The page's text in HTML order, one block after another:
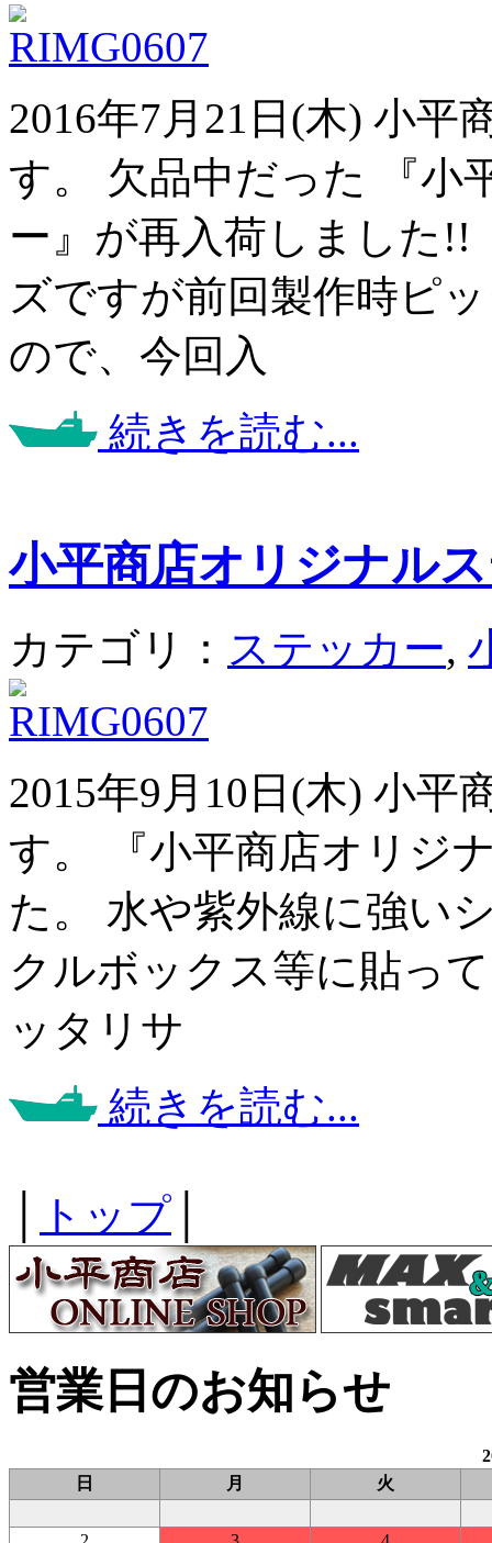
2016年7月21日(木) 小平
す。 欠品中だった 『小
ー』が再入荷しました
ズですが前回製作時ピ
ので、今回入
続きを読む...
小平商店オリジナル
カテゴリ： ステッカー,
2015年9月10日(木) 小平
す。 『小平商店オリジ
た。 水や紫外線に強い
クルボックス等に貼っ
ッタリサ
続きを読む...
トップ
営業日のお知らせ
日
月 火